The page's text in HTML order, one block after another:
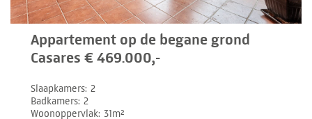
Appartement op de begane grond
Casares € 469.000,-
Slaapkamers 2
Badkamers 2
Woonoppervlak 31m²